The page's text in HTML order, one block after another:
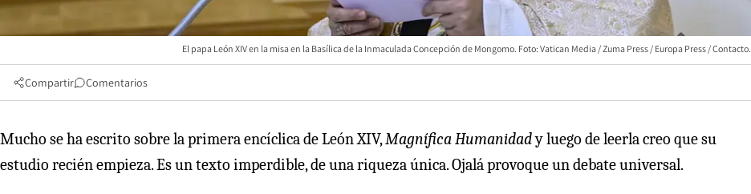
El papa León XIV en la misa en la Basílica de la Inmaculada Concepción de Mongomo. Foto: Vatican Media / Zuma Press / Europa Press / Contacto.
Compartir Comentarios
Mucho se ha escrito sobre la primera encíclica de León XIV,Magnífica Humanidady luego de leerla creo que su
estudio recién empieza. Es un texto imperdible, de una riqueza única. Ojalá provoque un debate universal.